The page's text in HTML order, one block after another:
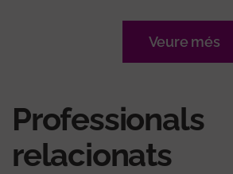
Veure més
Professionals
relacionats